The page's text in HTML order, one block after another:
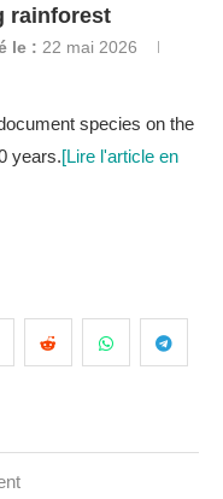
rainforest
le : 22 mai 2026
species on the
years.[Lire l'article en